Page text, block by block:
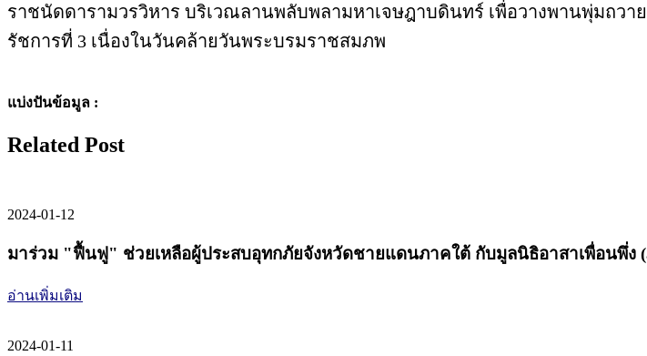
ราชนัดดารามวรวิหาร บริเวณลานพลับพลามหาเจษฎาบดินทร์ เพื่อวางพานพุ่มถวา
รัชการที่ 3 เนื่องในวันคล้ายวันพระบรมราชสมภพ
แบ่งปันข้อมูล :
Related Post
2024-01-12
มาร่วม "ฟื้นฟู" ช่วยเหลือผู้ประสบอุทกภัยจังหวัดชายแดนภาคใต้ กับมูลนิธิอาสาเพื่อนพึ่ง
อ่านเพิ่มเติม
2024-01-11